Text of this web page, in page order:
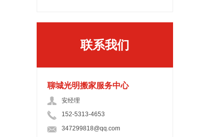
联系我们
聊城光明搬家服务中心
安经理
152-5313-4653
347299818@qq.com